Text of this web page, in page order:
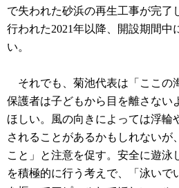
で失われた砂浜の再生工事が完了
行われた2021年以降、開設期間中
い。
それでも、菊池代表は「ここの
保護者は子どもから目を離さない
ほしい。風の向きによっては浮輪
されることがあるかもしれないが
こと」と注意を促す。安全に遊泳
を積極的に行う考えで、「泳いで